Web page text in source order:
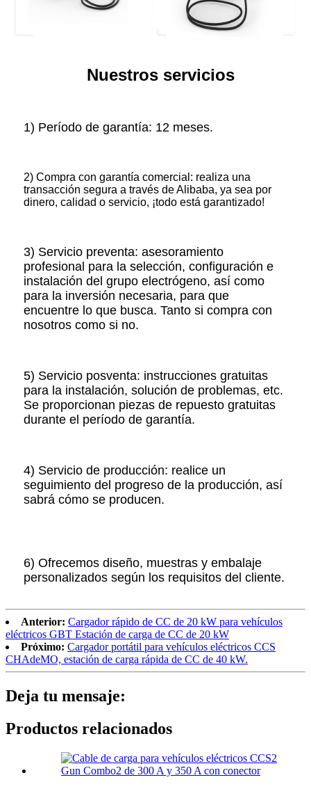
Nuestros servicios
1) Período de garantía: 12 meses.
2) Compra con garantía comercial: realiza una
transacción segura a través de Alibaba, ya sea por
dinero, calidad o servicio, ¡todo está garantizado!
3) Servicio preventa: asesoramiento
profesional para la selección, configuración e
instalación del grupo electrógeno, así como
para la inversión necesaria, para que
encuentre lo que busca. Tanto si compra con
nosotros como si no.
5) Servicio posventa: instrucciones gratuitas
para la instalación, solución de problemas, etc.
Se proporcionan piezas de repuesto gratuitas
durante el período de garantía.
4) Servicio de producción: realice un
seguimiento del progreso de la producción, así
sabrá cómo se producen.
6) Ofrecemos diseño, muestras y embalaje
personalizados según los requisitos del cliente.
Anterior: Cargador rápido de CC de 20 kW para vehículos
eléctricos GBT Estación de carga de CC de 20 kW
Próximo: Cargador portátil para vehículos eléctricos CCS
CHAdeMO, estación de carga rápida de CC de 40 kW.
Deja tu mensaje:
Productos relacionados